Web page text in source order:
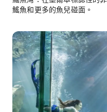
鰩魚和更多的魚兒碰面。